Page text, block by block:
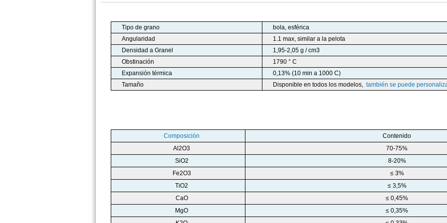
Tipo de grano
bola, esférica
Angularidad
1.1 max, similar a la pelota
Densidad a Granel
1,95-2,05 g / cm3
Obstinación
1790 ° C
Expansión térmica
0,13% (10 min a 1000 C)
Tamaño
Disponible en todos los modelos,también se puede
Composición
Contenido
Al2O3
70-75%
SiO2
8-20%
Fe2O3
≤ 3%
TiO2
≤ 3,5%
CaO
≤ 0,45%
MgO
≤ 0,35%